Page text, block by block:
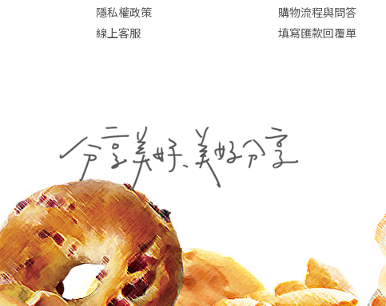
隱私權政策
線上客服
購物流程與問答
填寫匯款回覆單